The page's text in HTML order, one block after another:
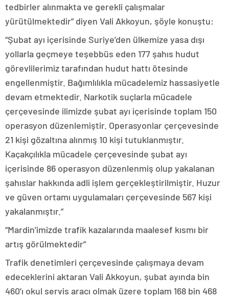
tedbirler alınmakta ve gerekli çalışmalar
yürütülmektedir” diyen Vali Akkoyun, şöyle konuştu:
“Şubat ayı içerisinde Suriye’den ülkemize yasa dışı
yollarla geçmeye teşebbüs eden 177 şahıs hudut
görevlilerimiz tarafından hudut hattı ötesinde
engellenmiştir. Bağımlılıkla mücadelemiz hassasiyetle
devam etmektedir. Narkotik suçlarla mücadele
çerçevesinde ilimizde şubat ayı içerisinde toplam 150
operasyon düzenlemiştir. Operasyonlar çerçevesinde
21 kişi gözaltına alınmış 10 kişi tutuklanmıştır.
Kaçakçılıkla mücadele çerçevesinde şubat ayı
içerisinde 86 operasyon düzenlenmiş olup yakalanan
şahıslar hakkında adli işlem gerçekleştirilmiştir. Huzur
ve güven ortamı uygulamaları çerçevesinde 567 kişi
yakalanmıştır.”
“Mardin’imizde trafik kazalarında maalesef kısmı bir
artış görülmektedir”
Trafik denetimleri çerçevesinde çalışmaya devam
edeceklerini aktaran Vali Akkoyun, şubat ayında bin
460’ı okul servis aracı olmak üzere toplam 168 bin 468